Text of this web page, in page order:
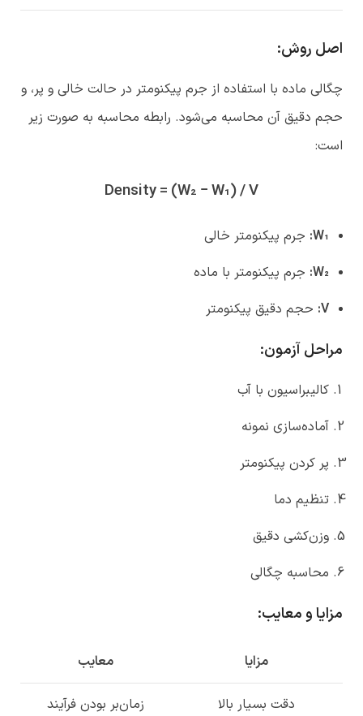
اصل روش:
چگالی ماده با استفاده از جرم پیکنومتر در حالت خالی و پر، و
حجم دقیق آن محاسبه می‌شود. رابطه محاسبه به صورت زیر
است:
Density = (W₂ − W₁) / V
W₁
: جرم پیکنومتر خالی
W₂
: جرم پیکنومتر با ماده
V
: حجم دقیق پیکنومتر
مراحل آزمون:
کالیبراسیون با آب
آماده‌سازی نمونه
پر کردن پیکنومتر
تنظیم دما
وزن‌کشی دقیق
محاسبه چگالی
مزایا و معایب:
مزایا معایب
دقت بسیار بالا زمان‌بر بودن فرآیند